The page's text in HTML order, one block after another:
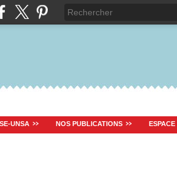
UNSA NOS PUBLICATIONS